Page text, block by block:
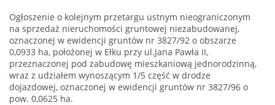
Ogłoszenie o kolejnym przetargu ustnym nieograniczonym
na sprzedaż nieruchomości gruntowej niezabudowanej,
oznaczonej w ewidencji gruntów nr 3827/92 o obszarze
0,0933 ha, położonej w Ełku przy ul.Jana Pawła II,
przeznaczonej pod zabudowę mieszkaniową jednorodzinną,
wraz z udziałem wynoszącym 1/5 część w drodze
dojazdowej, oznaczonej w ewidencji gruntów nr 3827/96 o
pow. 0,0625 ha.